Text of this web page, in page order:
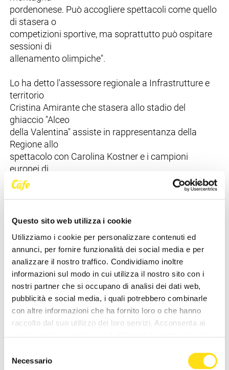
Questo sito web utilizza i cookie
Utilizziamo i cookie per personalizzare contenuti ed
annunci, per fornire funzionalità dei social media e per
analizzare il nostro traffico. Condividiamo inoltre
informazioni sul modo in cui utilizza il nostro sito con i
nostri partner che si occupano di analisi dei dati web,
pubblicità e social media, i quali potrebbero combinarle
con altre informazioni che ha fornito loro o che hanno
raccolto dal suo utilizzo dei loro servizi. Acconsenta ai
delNecessario
pordenonese. Può accogliere spettacoli come quello
di stasera o
competizioni sportive, ma soprattutto può ospitare
sessioni di
allenamento olimpiche".
Lo ha detto l'assessore regionale a Infrastrutture e
territorio
Cristina Amirante che stasera allo stadio del
ghiaccio "Alceo
della Valentina" assiste in rappresentanza della
Regione allo
spettacolo con Carolina Kostner e i campioni
europei di
pattinaggio in coppia.
dell'Amministrazione
all'accessibilità
viaria della valle per collegare meglio Friuli Venezia
Giulia e
Veneto, nell'interesse di entrambe le regioni ad una
maggiore
sinergia turistica ed economica che coinvolge la
diga del Vajont
e la vicina fiera di Longarone".